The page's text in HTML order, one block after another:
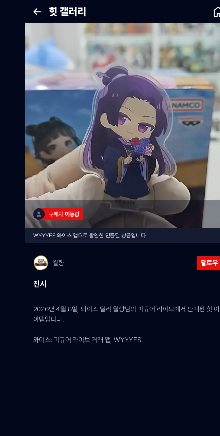
힛 갤러리
구매자 이동광
WYYYES 와이스 앱으로 촬영한 인증된 상품입니다
월향 팔로우
진시
2026년 4월 8일, 와이스 딜러 월향님의 피규어 라이브에서 판매된 힛 아
이템입니다.
와이스: 피규어 라이브 거래 앱, WYYYES